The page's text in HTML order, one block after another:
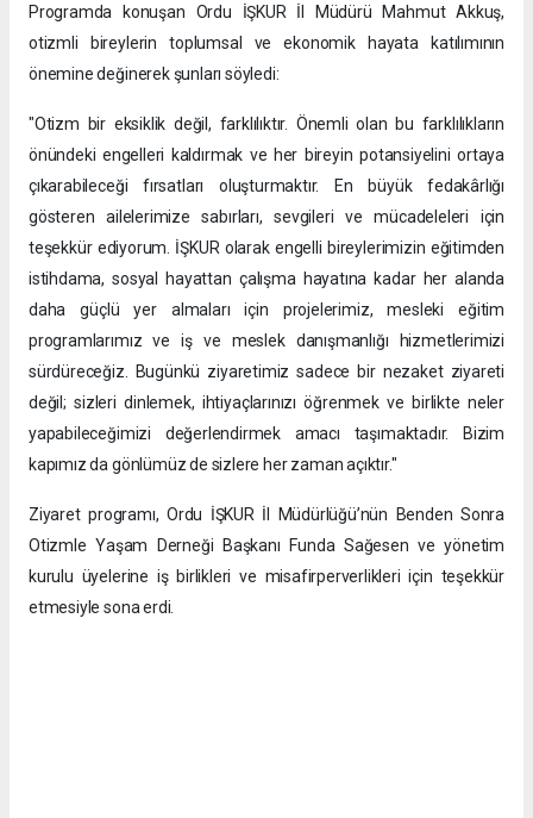
Programda konuşan Ordu İŞKUR İl Müdürü Mahmut Akkuş,
otizmli bireylerin toplumsal ve ekonomik hayata katılımının
önemine değinerek şunları söyledi:
"Otizm bir eksiklik değil, farklılıktır. Önemli olan bu farklılıkların
önündeki engelleri kaldırmak ve her bireyin potansiyelini ortaya
çıkarabileceği fırsatları oluşturmaktır. En büyük fedakârlığı
gösteren ailelerimize sabırları, sevgileri ve mücadeleleri için
teşekkür ediyorum. İŞKUR olarak engelli bireylerimizin eğitimden
istihdama, sosyal hayattan çalışma hayatına kadar her alanda
daha güçlü yer almaları için projelerimiz, mesleki eğitim
programlarımız ve iş ve meslek danışmanlığı hizmetlerimizi
sürdüreceğiz. Bugünkü ziyaretimiz sadece bir nezaket ziyareti
değil; sizleri dinlemek, ihtiyaçlarınızı öğrenmek ve birlikte neler
yapabileceğimizi değerlendirmek amacı taşımaktadır. Bizim
kapımız da gönlümüz de sizlere her zaman açıktır."
Ziyaret programı, Ordu İŞKUR İl Müdürlüğü’nün Benden Sonra
Otizmle Yaşam Derneği Başkanı Funda Sağesen ve yönetim
kurulu üyelerine iş birlikleri ve misafirperverlikleri için teşekkür
etmesiyle sona erdi.